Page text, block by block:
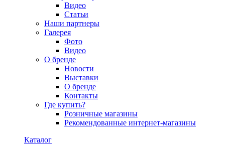
Видео
Статьи
Наши партнеры
Галерея
Фото
Видео
О бренде
Новости
Выставки
О бренде
Контакты
Где купить?
Розничные магазины
Рекомендованные интернет-магазины
Каталог